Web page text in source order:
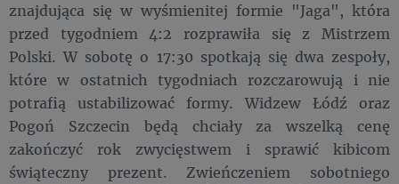
znajdująca się w wyśmienitej formie "Jaga", która
przed tygodniem 4:2 rozprawiła się z Mistrzem
Polski. W sobotę o 17:30 spotkają się dwa zespoły,
które w ostatnich tygodniach rozczarowują i nie
potrafią ustabilizować formy. Widzew Łódź oraz
Pogoń Szczecin będą chciały za wszelką cenę
zakończyć rok zwycięstwem i sprawić kibicom
świąteczny prezent. Zwieńczeniem sobotniego